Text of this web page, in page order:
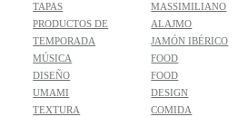
TAPAS
PRODUCTOS DE
TEMPORADA
MÚSICA
DISEÑO
UMAMI
TEXTURA
MASSIMILIANO
ALAJMO
JAMÓN IBÉRICO
FOOD
FOOD
DESIGN
COMIDA